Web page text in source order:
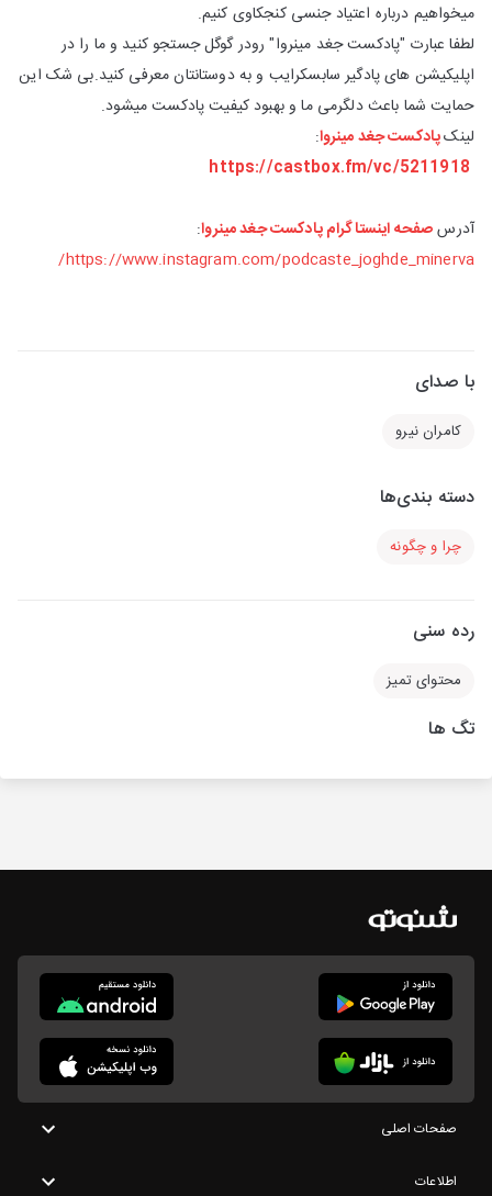
میخواهیم درباره اعتیاد جنسی کنجکاوی کنیم.
لطفا عبارت "پادکست جغد مینروا" رودر گوگل جستجو کنید و ما را در
اپلیکیشن های پادگیر سابسکرایب و به دوستانتان معرفی کنید.بی شک این
حمایت شما باعث دلگرمی ما و بهبود کیفیت پادکست میشود.
لینکپادکست جغد مینروا:
https://castbox.fm/vc/5211918
آدرسصفحه اینستاگرام پادکست جغد مینروا:
https://www.instagram.com/podcaste_joghde_minerva/
با صدای
کامران نیرو
دسته بندی‌ها
چرا و چگونه
رده سنی
محتوای تمیز
تگ ها
صفحات اصلی
اطلاعات